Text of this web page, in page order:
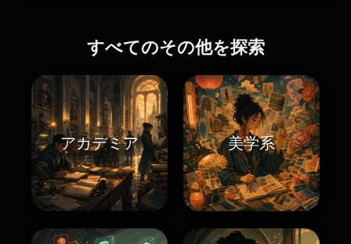
すべてのその他を探索
アカデミア 美学系